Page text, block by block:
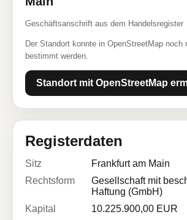
Geschäftsanschrift aus dem Handelsregister
Der Standort konnte in OpenStreetMap noch
bestimmt werden.
Standort mit OpenStreetMap
Registerdaten
Sitz
Frankfurt am Main
Rechtsform
Gesellschaft mit
Haftung (GmbH)
Kapital
10.225.900,00 EUR